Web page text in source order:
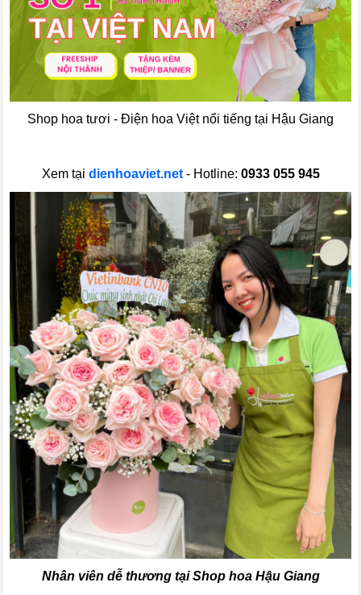
Shop hoa tươi - Điện hoa Việt nổi tiếng tại Hậu Giang
Xem tại dienhoaviet.net- Hotline: 0933 055 945
Nhân viên dễ thương tại Shop hoa Hậu Giang